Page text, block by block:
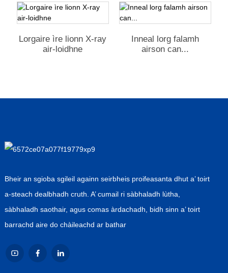
Lorgaire ìre lionn X-ray
air-loidhne
Inneal lorg falamh
airson can...
Bheir an sgioba sgileil againn seirbheis proifeasanta dhut a’ toirt
a-steach dealbhadh cruth. A’ cumail ri sàbhaladh lùtha,
sàbhaladh saothair, agus comas àrdachadh, bidh sinn a’ toirt
barrachd aire do chàileachd ar bathar